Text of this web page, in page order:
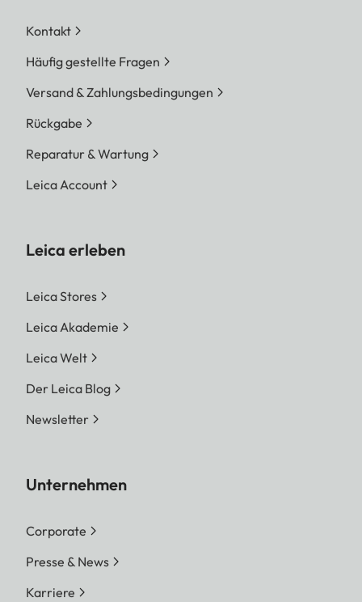
Kontakt
Häufig gestellte Fragen
Versand & Zahlungsbedingungen
Rückgabe
Reparatur & Wartung
Leica Account
Leica erleben
Leica Stores
Leica Akademie
Leica Welt
Der Leica Blog
Newsletter
Unternehmen
Corporate
Presse & News
Karriere